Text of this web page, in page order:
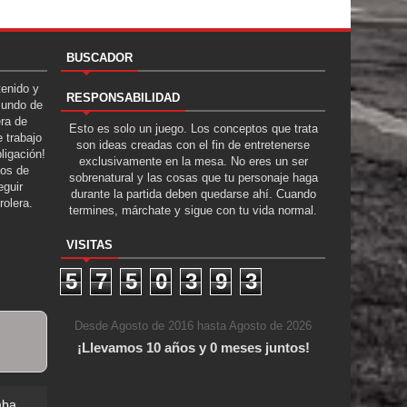
y
de
de
trabajo
de
BUSCADOR
RESPONSABILIDAD
Esto es solo un juego. Los conceptos que trata
son ideas creadas con el fin de entretenerse
exclusivamente en la mesa. No eres un ser
sobrenatural y las cosas que tu personaje haga
durante la partida deben quedarse ahí. Cuando
termines, márchate y sigue con tu vida normal.
VISITAS
5 7 5 0 3 9 3
Desde Agosto de 2016 hasta Agosto de 2026
¡Llevamos 10 años y 0 meses juntos!